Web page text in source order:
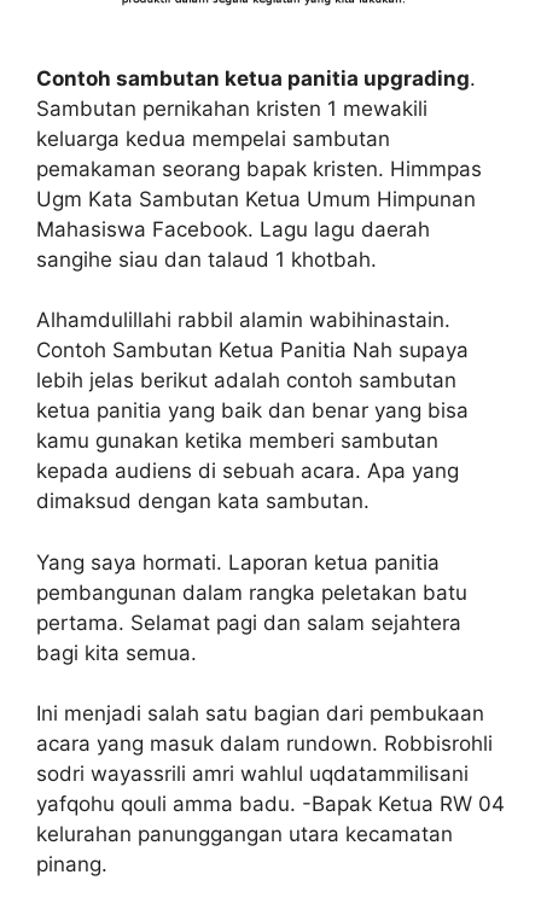
Contoh sambutan ketua panitia upgrading.
Sambutan pernikahan kristen 1 mewakili
keluarga kedua mempelai sambutan
pemakaman seorang bapak kristen. Himmpas
Ugm Kata Sambutan Ketua Umum Himpunan
Mahasiswa Facebook. Lagu lagu daerah
sangihe siau dan talaud 1 khotbah.
Alhamdulillahi rabbil alamin wabihinastain.
Contoh Sambutan Ketua Panitia Nah supaya
lebih jelas berikut adalah contoh sambutan
ketua panitia yang baik dan benar yang bisa
kamu gunakan ketika memberi sambutan
kepada audiens di sebuah acara. Apa yang
dimaksud dengan kata sambutan.
Yang saya hormati. Laporan ketua panitia
pembangunan dalam rangka peletakan batu
pertama. Selamat pagi dan salam sejahtera
bagi kita semua.
Ini menjadi salah satu bagian dari pembukaan
acara yang masuk dalam rundown. Robbisrohli
sodri wayassrili amri wahlul uqdatammilisani
yafqohu qouli amma badu. -Bapak Ketua RW 04
kelurahan panunggangan utara kecamatan
pinang.